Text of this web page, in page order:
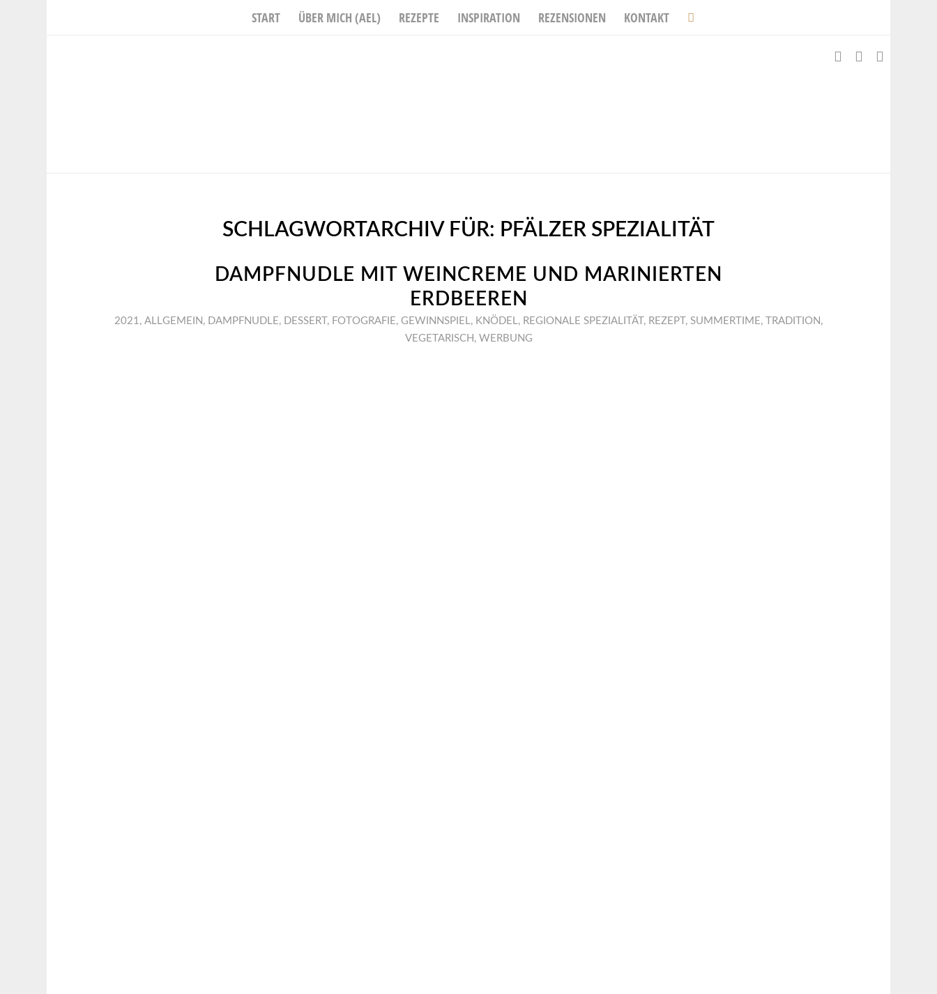
START ÜBER MICH (AEL) REZEPTE INSPIRATION REZENSIONEN KONTAKT
SCHLAGWORTARCHIV FÜR: PFÄLZER SPEZIALITÄT
DAMPFNUDLE MIT WEINCREME UND MARINIERTEN
ERDBEEREN
2021, ALLGEMEIN , DAMPFNUDLE, DESSERT , FOTOGRAFIE, GEWINNSPIEL, KNÖDEL, REGIONALE SPEZIALITÄT , REZEPT , SUMMERTIME, TRADITION ,
VEGETARISCH , WERBUNG